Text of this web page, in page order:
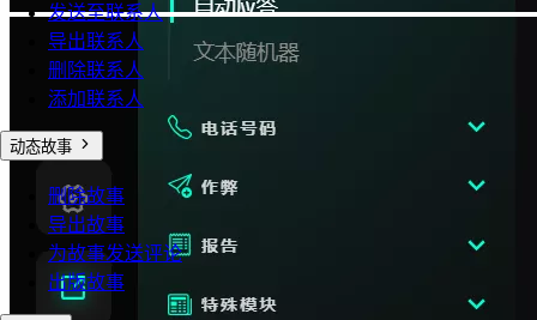
发送至联系人
导出联系人
删除联系人
添加联系人
动态故事
删除故事
导出故事
为故事发送评论
出版故事